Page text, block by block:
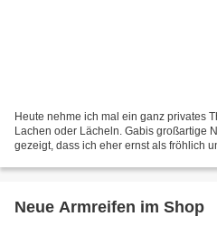
Heute nehme ich mal ein ganz privates
Lachen oder Lächeln. Gabis großartige
gezeigt, dass ich eher ernst als fröhlich
Neue Armreifen im Shop